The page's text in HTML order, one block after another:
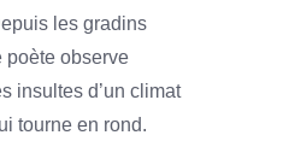
les gradins
poète observe
insultes d’un climat
tourne en rond.